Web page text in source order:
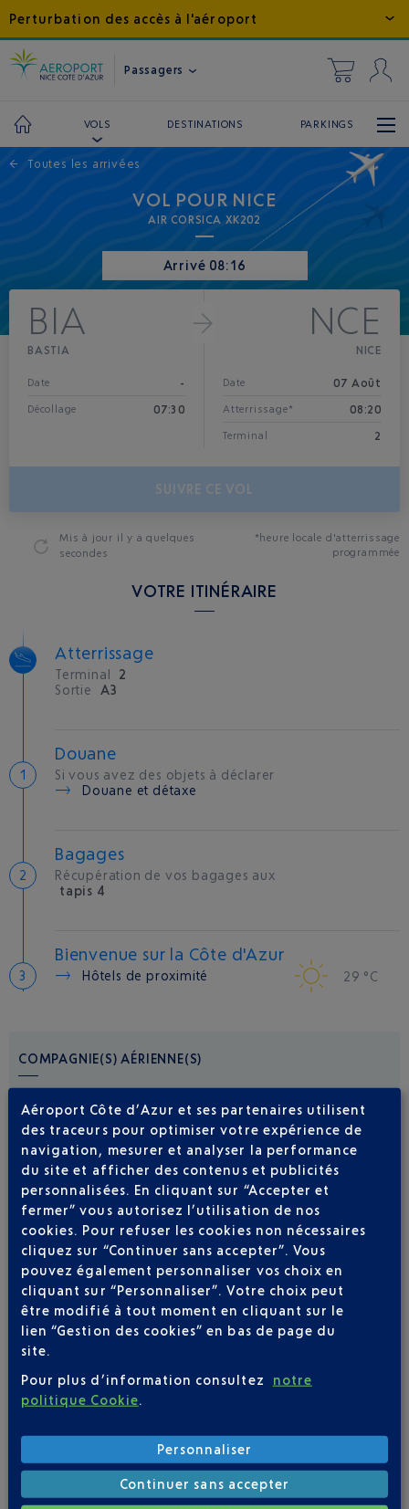
Perturbation des accès à l'aéroport
Passagers
VOLS DESTINATIONS PARKINGS
← Toutes les arrivées
VOL POUR NICE
AIR CORSICA XK202
Arrivé 08:16
BIA
BASTIA
Date -
Décollage 07:30
NCE
NICE
Date 07 Août
Atterrissage* 08:20
Terminal 2
SUIVRE CE VOL
Mis à jour il y a quelques
secondes
*heure locale d'atterrissage
programmée
VOTRE ITINÉRAIRE
Atterrissage
Terminal
2
Sortie
A3
Douane
Si vous avez des objets à déclarer
Douane et détaxe
Bagages
Récupération de vos bagages aux
tapis 4
Bienvenue sur la Côte d'Azur
Hôtels de proximité 29 °C
COMPAGNIE(S) AÉRIENNE(S)
AIR CORSICA
Soyez notifié(e) de
toutes les évolutions
pour ce vol
Aéroport Côte d’Azur et ses partenaires utilisent
des traceurs pour optimiser votre expérience de
navigation, mesurer et analyser la performance
du site et afficher des contenus et publicités
personnalisées. En cliquant sur “Accepter et
fermer” vous autorisez l’utilisation de nos
cookies. Pour refuser les cookies non nécessaires
cliquez sur “Continuer sans accepter”. Vous
pouvez également personnaliser vos choix en
cliquant sur “Personnaliser”. Votre choix peut
être modifié à tout moment en cliquant sur le
lien “Gestion des cookies” en bas de page du
site.
Pour plus d’information consultez
notre
politique Cookie
Personnaliser
Continuer sans accepter